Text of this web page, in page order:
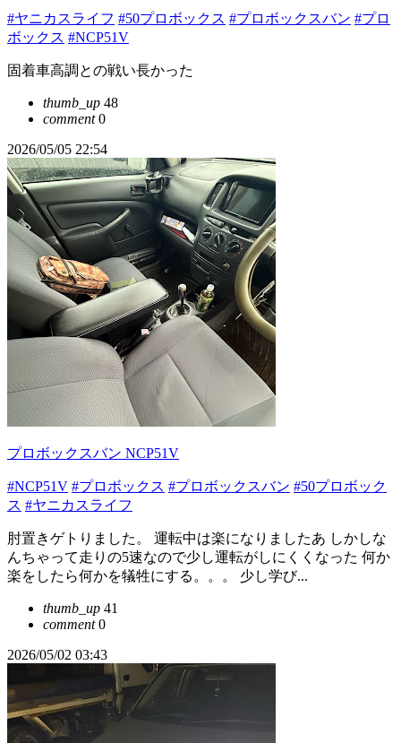
#ヤニカスライフ #50プロボックス #プロボックスバン #プロ
ボックス #NCP51V
固着車高調との戦い長かった
thumb_up 48
comment0
2026/05/05 22:54
プロボックスバン NCP51V
#NCP51V #プロボックス #プロボックスバン #50プロボック
ス #ヤニカスライフ
肘置きゲトりました。 運転中は楽になりましたあ しかしな
んちゃって走りの5速なので少し運転がしにくくなった 何か
楽をしたら何かを犠牲にする。。。 少し学び...
thumb_up 41
comment0
2026/05/02 03:43